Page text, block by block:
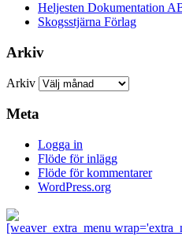
Heljesten Dokumentation
Skogsstjärna Förlag
Arkiv
Arkiv
Meta
Logga in
Flöde för inlägg
Flöde för kommentarer
WordPress.org
[weaver_extra_menu